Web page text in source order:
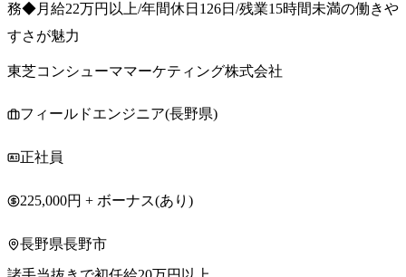
務◆月給22万円以上/年間休日126日/残業15時間未満の働きや
すさが魅力
東芝コンシューママーケティング株式会社
フィールドエンジニア(長野県)
正社員
225,000円 + ボーナス(あり)
長野県長野市